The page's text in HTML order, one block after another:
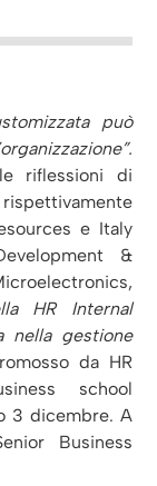
può
riflessioni di
e Italy
&
HR Internal
nella gestione
da HR
school
3 dicembre. A
Business